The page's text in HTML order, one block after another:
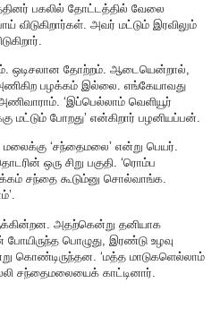
பகலில் தோட்டத்தில் வேலை
விடுகிறார்கள். அவர் மட்டும் இரவிலும்
ஒடிசலான தோற்றம். ஆடையென்றால்,
பழக்கம் இல்லை. எங்கேயாவது
‘இப்பெல்லாம் வெளியூர்
மட்டும் போறது’ என்கிறார் பழனியப்பன்.
‘சந்தைமலை’ என்று பெயர்.
ஒரு சிறு பகுதி. ‘ரொம்ப
சந்தை கூடும்னு சொல்வாங்க.
அதற்கென்று தனியாக
போயிருந்த பொழுது, இரண்டு உழவு
கொண்டிருந்தன. ‘மத்த மாடுகளெல்லாம்
சந்தைமலையைக் காட்டினார்.